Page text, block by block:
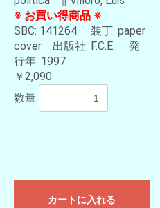
※ お買い得商品 ※
SBC: 141264 装丁: paper
cover 出版社: F.C.E. 発
行年: 1997
￥2,090
数量
カートに入れる